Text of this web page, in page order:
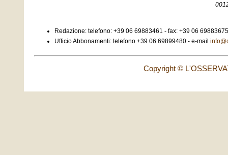
Redazione: telefono: +39 06 69883461 - fax: +39 06
Ufficio Abbonamenti: telefono +39 06 69899480 - e-mail
Copyright ©